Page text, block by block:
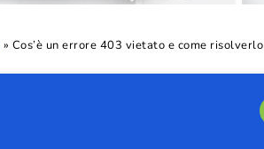
» Cos’è un errore 403 vietato e come risolverlo